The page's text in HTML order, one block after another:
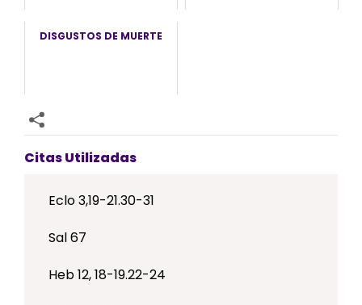
DISGUSTOS DE MUERTE
Citas Utilizadas
Eclo 3,19-21.30-31
Sal 67
Heb 12, 18-19.22-24